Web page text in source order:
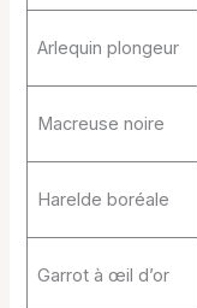
Arlequin plongeur
Macreuse noire
Harelde boréale
Garrot à œil d’or